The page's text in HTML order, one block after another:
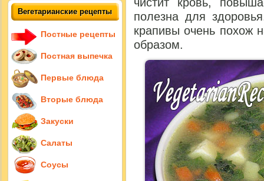
полезна для
крапивы очень похож
образом.
Вегетарианские рецепты
Постные рецепты
Постная выпечка
Первые блюда
Вторые блюда
Закуски
Салаты
Соусы